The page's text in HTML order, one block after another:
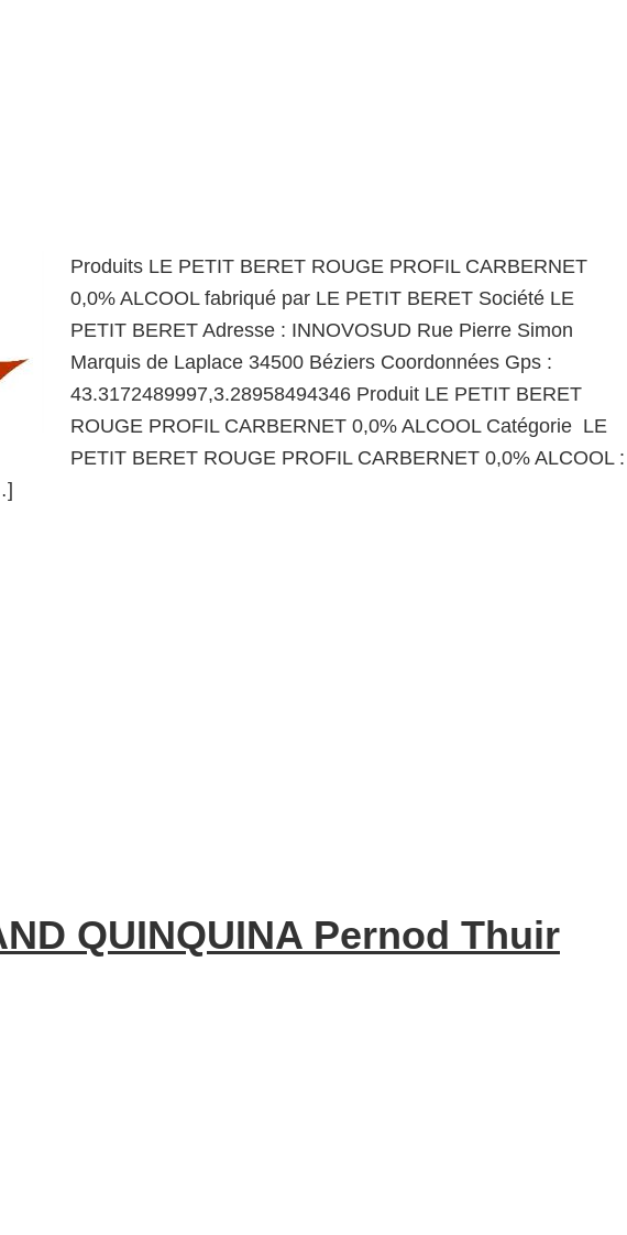
Produits LE PETIT BERET ROUGE PROFIL CARBERNET
0,0% ALCOOL fabriqué par LE PETIT BERET Société LE
PETIT BERET Adresse : INNOVOSUD Rue Pierre Simon
Marquis de Laplace 34500 Béziers Coordonnées Gps :
43.3172489997,3.28958494346 Produit LE PETIT BERET
ROUGE PROFIL CARBERNET 0,0% ALCOOL Catégorie LE
PETIT BERET ROUGE PROFIL CARBERNET 0,0% ALCOOL :
QUINQUINA Pernod Thuir